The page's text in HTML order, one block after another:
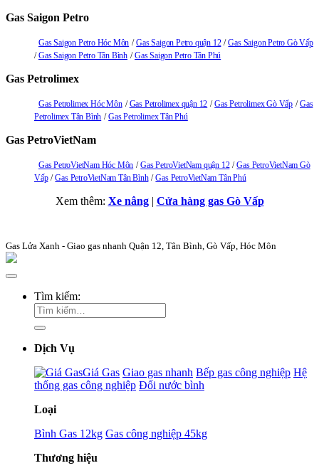
Gas Saigon Petro
Gas Saigon Petro Hóc Môn Gas Saigon Petro quận 12
Gas Saigon Petro Gò Vấp
Gas Saigon Petro Tân Bình
Gas Saigon Petro Tân Phú
Gas Petrolimex
Gas Petrolimex Hóc Môn Gas Petrolimex quận 12 Gas Petrolimex Gò Vấp
Gas
Petrolimex Tân Bình
Gas Petrolimex Tân Phú
Gas PetroVietNam
Gas PetroVietNam Hóc Môn Gas PetroVietNam quận 12
Gas PetroVietNam Gò
Vấp
Gas PetroVietNam Tân Bình Gas PetroVietNam Tân Phú
Xem thêm: Xe nâng| Cửa hàng gas Gò Vấp
Gas Lửa Xanh - Giao gas nhanh Quận 12, Tân Bình, Gò Vấp, Hóc Môn
Tìm kiếm:
Dịch Vụ
Giá Gas Giao gas nhanh Bếp gas công nghiệp Hệ
thống gas công nghiệp Đổi nước bình
Loại
Bình Gas 12kg Gas công nghiệp 45kg
Thương hiệu